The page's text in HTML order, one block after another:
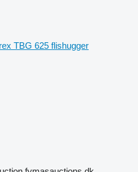
TBG 625 flishugger